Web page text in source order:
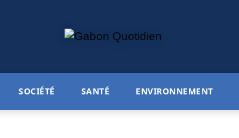
SOCIÉTÉ SANTÉ ENVIRONNEMENT